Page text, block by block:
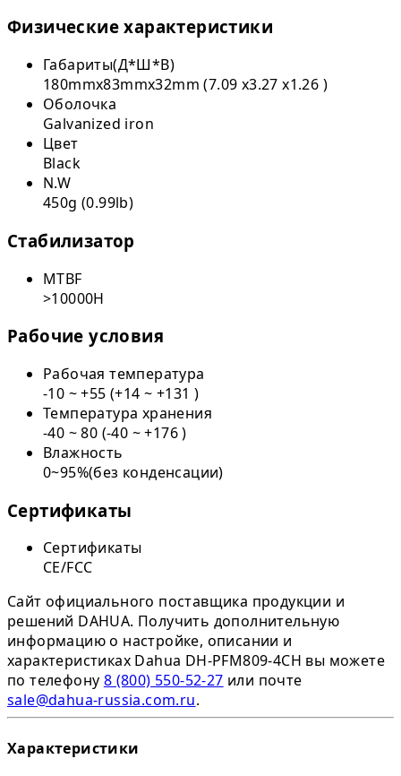
Физические характеристики
Габариты(Д*Ш*В)
180mmx83mmx32mm (7.09 x3.27 x1.26 )
Оболочка
Galvanized iron
Цвет
Black
N.W
450g (0.99lb)
Стабилизатор
MTBF
>10000H
Рабочие условия
Рабочая температура
-10 ~ +55 (+14 ~ +131 )
Температура хранения
-40 ~ 80 (-40 ~ +176 )
Влажность
0~95%(без конденсации)
Сертификаты
Сертификаты
CE/FCC
Сайт официального поставщика продукции и
решений DAHUA. Получить дополнительную
информацию о настройке, описании и
характеристиках Dahua DH-PFM809-4CH вы можете
по телефону 8 (800) 550-52-27 или почте
sale@dahua-russia.com.ru.
Характеристики